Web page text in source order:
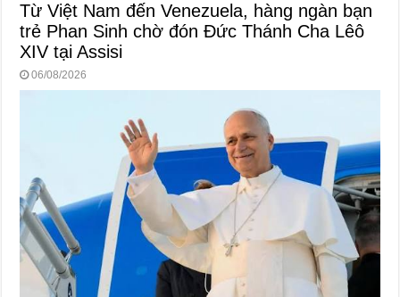
Từ Việt Nam đến Venezuela, hàng ngàn bạn
trẻ Phan Sinh chờ đón Đức Thánh Cha Lêô
XIV tại Assisi
06/08/2026